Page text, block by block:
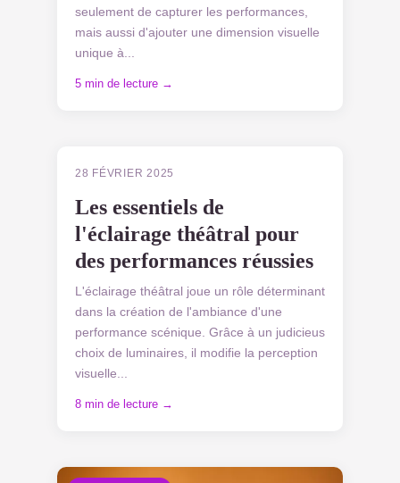
seulement de capturer les performances,
mais aussi d'ajouter une dimension visuelle
unique à...
5 min de lecture →
PARTICULIERS
28 FÉVRIER 2025
Les essentiels de
l'éclairage théâtral pour
des performances réussies
L'éclairage théâtral joue un rôle déterminant
dans la création de l'ambiance d'une
performance scénique. Grâce à un judicieus
choix de luminaires, il modifie la perception
visuelle...
8 min de lecture →